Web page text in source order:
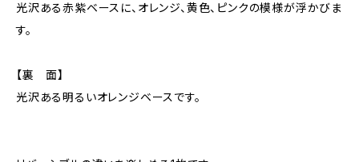
光沢ある赤紫ベースに、オレンジ、黄色、ピンクの模様が浮かびま
す。
【裏 面】
光沢ある明るいオレンジベースです。